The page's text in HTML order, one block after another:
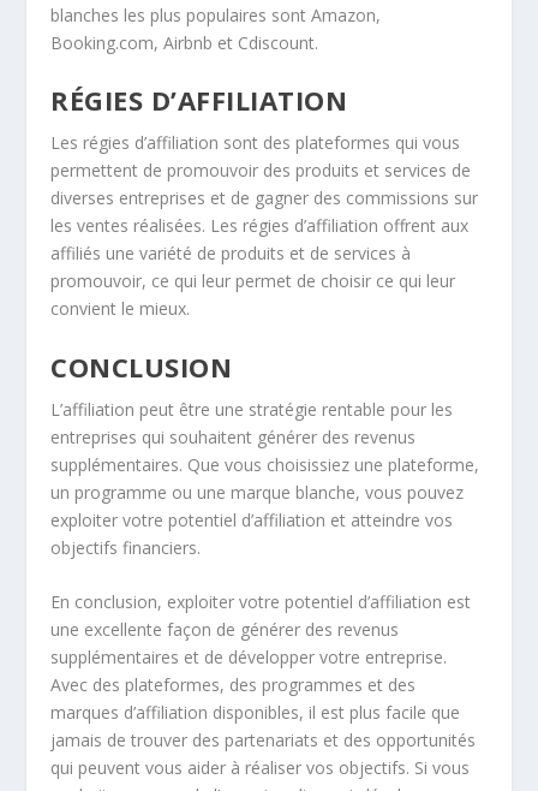
blanches les plus populaires sont Amazon,
Booking.com, Airbnb et Cdiscount.
RÉGIES D’AFFILIATION
Les régies d’affiliation sont des plateformes qui vous
permettent de promouvoir des produits et services de
diverses entreprises et de gagner des commissions sur
les ventes réalisées. Les régies d’affiliation offrent aux
affiliés une variété de produits et de services à
promouvoir, ce qui leur permet de choisir ce qui leur
convient le mieux.
CONCLUSION
L’affiliation peut être une stratégie rentable pour les
entreprises qui souhaitent générer des revenus
supplémentaires. Que vous choisissiez une plateforme,
un programme ou une marque blanche, vous pouvez
exploiter votre potentiel d’affiliation et atteindre vos
objectifs financiers.
En conclusion, exploiter votre potentiel d’affiliation est
une excellente façon de générer des revenus
supplémentaires et de développer votre entreprise.
Avec des plateformes, des programmes et des
marques d’affiliation disponibles, il est plus facile que
jamais de trouver des partenariats et des opportunités
qui peuvent vous aider à réaliser vos objectifs. Si vous